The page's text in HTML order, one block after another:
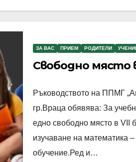
ЗА ВАС ПРИЕМ РОДИТЕЛИ
Свободно място
Ръководството на ППМГ
гр.Враца обявява: За
едно свободно място в VII
изучаване на математика
обучение.Ред и…